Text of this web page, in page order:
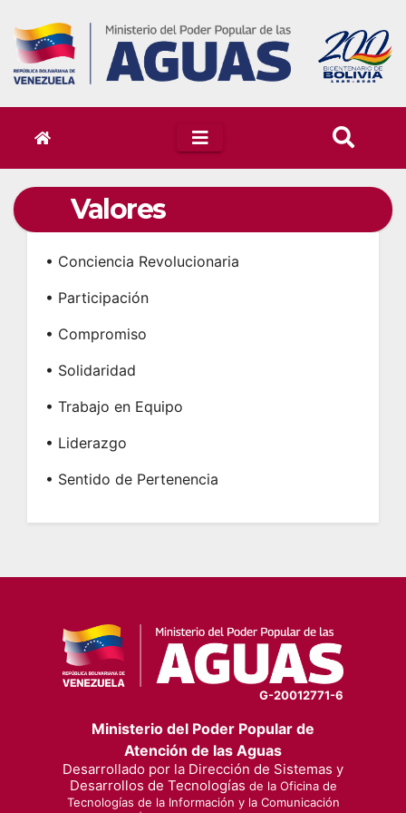
content
Valores
• Conciencia Revolucionaria
• Participación
• Compromiso
• Solidaridad
• Trabajo en Equipo
• Liderazgo
• Sentido de Pertenencia
G-20012771-6
Ministerio del Poder Popular de
Atención de las Aguas
Desarrollado por la Dirección de Sistemas y
Desarrollos de Tecnologías de la Oficina de
Tecnologías de la Información y la Comunicación